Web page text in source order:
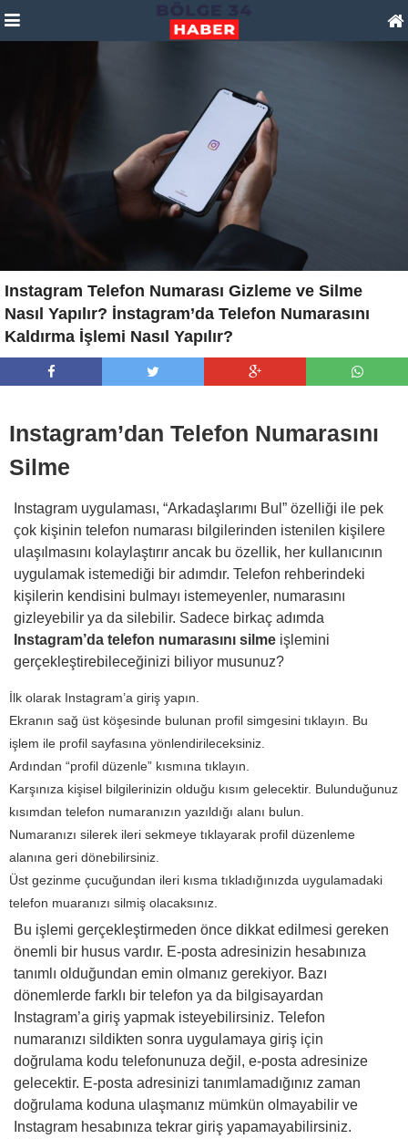
Instagram Telefon Numarası Gizleme ve Silme
Nasıl Yapılır? İnstagram’da Telefon Numarasını
Kaldırma İşlemi Nasıl Yapılır?
Instagram’dan Telefon Numarasını
Silme
Instagram uygulaması, “Arkadaşlarımı Bul” özelliği ile pek
çok kişinin telefon numarası bilgilerinden istenilen kişilere
ulaşılmasını kolaylaştırır ancak bu özellik, her kullanıcının
uygulamak istemediği bir adımdır. Telefon rehberindeki
kişilerin kendisini bulmayı istemeyenler, numarasını
gizleyebilir ya da silebilir. Sadece birkaç adımda
Instagram’da telefon numarasını silme işlemini
gerçekleştirebileceğinizi biliyor musunuz?
İlk olarak Instagram’a giriş yapın.
Ekranın sağ üst köşesinde bulunan profil simgesini tıklayın. Bu
işlem ile profil sayfasına yönlendirileceksiniz.
Ardından “profil düzenle” kısmına tıklayın.
Karşınıza kişisel bilgilerinizin olduğu kısım gelecektir. Bulunduğunuz
kısımdan telefon numaranızın yazıldığı alanı bulun.
Numaranızı silerek ileri sekmeye tıklayarak profil düzenleme
alanına geri dönebilirsiniz.
Üst gezinme çucuğundan ileri kısma tıkladığınızda uygulamadaki
telefon muaranızı silmiş olacaksınız.
Bu işlemi gerçekleştirmeden önce dikkat edilmesi gereken
önemli bir husus vardır. E-posta adresinizin hesabınıza
tanımlı olduğundan emin olmanız gerekiyor. Bazı
dönemlerde farklı bir telefon ya da bilgisayardan
Instagram’a giriş yapmak isteyebilirsiniz. Telefon
numaranızı sildikten sonra uygulamaya giriş için
doğrulama kodu telefonunuza değil, e-posta adresinize
gelecektir. E-posta adresinizi tanımlamadığınız zaman
doğrulama koduna ulaşmanız mümkün olmayabilir ve
Instagram hesabınıza tekrar giriş yapamayabilirsiniz.